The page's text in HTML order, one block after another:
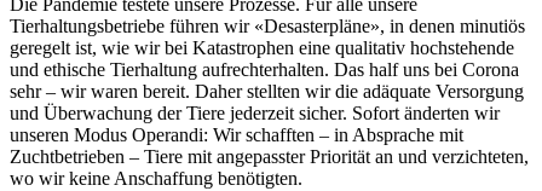
Die Pandemie testete unsere Prozesse. Für alle unsere
Tierhaltungsbetriebe führen wir «Desasterpläne», in denen minutiös
geregelt ist, wie wir bei Katastrophen eine qualitativ hochstehende
und ethische Tierhaltung aufrechterhalten. Das half uns bei Corona
sehr – wir waren bereit. Daher stellten wir die adäquate Versorgung
und Überwachung der Tiere jederzeit sicher. Sofort änderten wir
unseren Modus Operandi: Wir schafften – in Absprache mit
Zuchtbetrieben – Tiere mit angepasster Priorität an und verzichteten,
wo wir keine Anschaffung benötigten.